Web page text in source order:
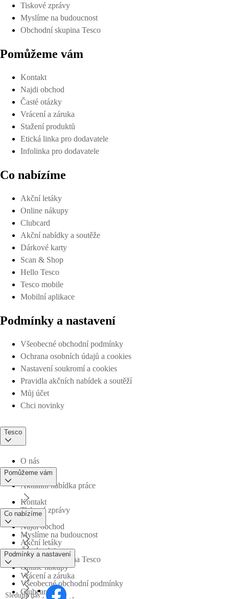
Tiskové zprávy
Myslíme na budoucnost
Obchodní skupina Tesco
Pomůžeme vám
Kontakt
Najdi obchod
Časté otázky
Vrácení a záruka
Stažení produktů
Etická linka pro dodavatele
Infolinka pro dodavatele
Co nabízíme
Akční letáky
Online nákupy
Clubcard
Akční nabídky a soutěže
Dárkové karty
Scan & Shop
Hello Tesco
Tesco mobile
Mobilní aplikace
Podmínky a nastavení
Všeobecné obchodní podmínky
Ochrana osobních údajů a cookies
Nastavení soukromí a cookies
Pravidla akčních nabídek a soutěží
Můj účet
Chci novinky
Tesco
O nás
Aktuální nabídka práce
Tiskové zprávy
Myslíme na budoucnost
Obchodní skupina Tesco
Pomůžeme vám
Kontakt
Najdi obchod
Časté otázky
Vrácení a záruka
Co nabízíme
Akční letáky
Online nákupy
Clubcard
Podmínky a nastavení
Všeobecné obchodní podmínky
Sledujte nás